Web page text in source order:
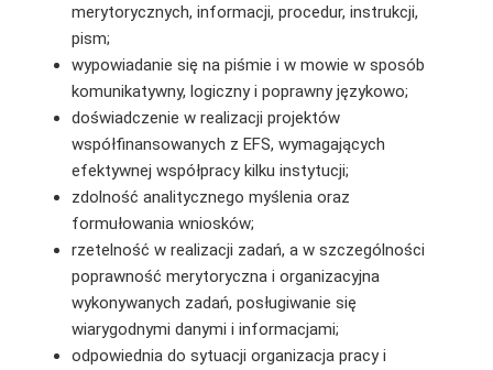
merytorycznych, informacji, procedur, instrukcji,
pism;
wypowiadanie się na piśmie i w mowie w sposób
komunikatywny, logiczny i poprawny językowo;
doświadczenie w realizacji projektów
współfinansowanych z EFS, wymagających
efektywnej współpracy kilku instytucji;
zdolność analitycznego myślenia oraz
formułowania wniosków;
rzetelność w realizacji zadań, a w szczególności
poprawność merytoryczna i organizacyjna
wykonywanych zadań, posługiwanie się
wiarygodnymi danymi i informacjami;
odpowiednia do sytuacji organizacja pracy i